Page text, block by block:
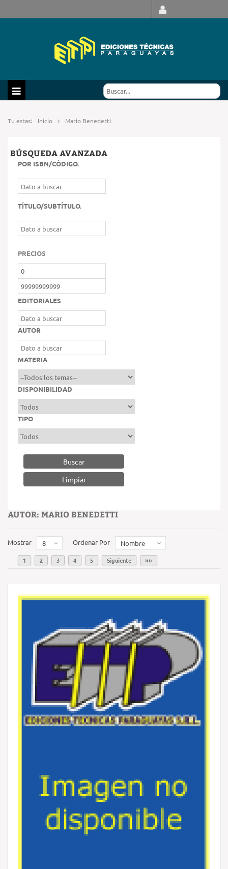
Tu estas: Inicio Mario Benedetti
BÚSQUEDA AVANZADA
POR ISBN/CÓDIGO.
TÍTULO/SUBTÍTULO.
PRECIOS
EDITORIALES
AUTOR
MATERIA
DISPONIBILIDAD
TIPO
Buscar
AUTOR: MARIO BENEDETTI
Mostrar 8 Ordenar Por Nombre
1 2 3 4 5 Siguiente »»